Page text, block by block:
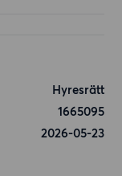
Hyresrätt
1665095
2026-05-23